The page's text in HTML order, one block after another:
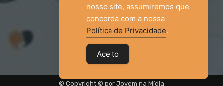
Entre em contato:
jovemnamidia2017@gmail.com
© Copyright © por Jovem na Mídia
nosso site, assumiremos que
concorda com a nossa
Política de Privacidade.
Aceito